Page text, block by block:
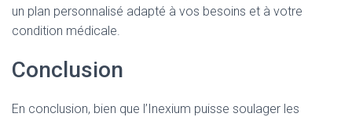
un plan personnalisé adapté à vos besoins et à votre
condition médicale.
Conclusion
En conclusion, bien que l’Inexium puisse soulager les